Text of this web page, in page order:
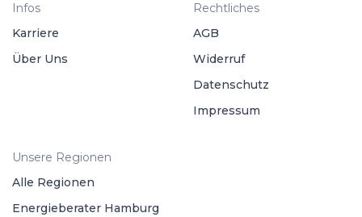
Infos
Karriere
Über Uns
Rechtliches
AGB
Widerruf
Datenschutz
Impressum
Unsere Regionen
Alle Regionen
Energieberater Hamburg